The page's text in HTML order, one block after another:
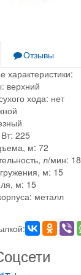
Отзывы
характеристики:
верхний
хода: нет
225
м: 72
л/мин: 18
м: 15
м: 15
металл